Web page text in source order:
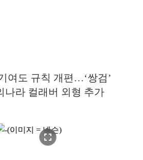
여도 규칙 개편…‘쌍검’
나라 컬래버 외형 추가
fullscreen